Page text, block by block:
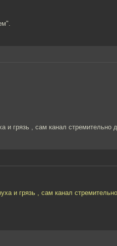
и грязь , сам канал стремительно
и грязь , сам канал